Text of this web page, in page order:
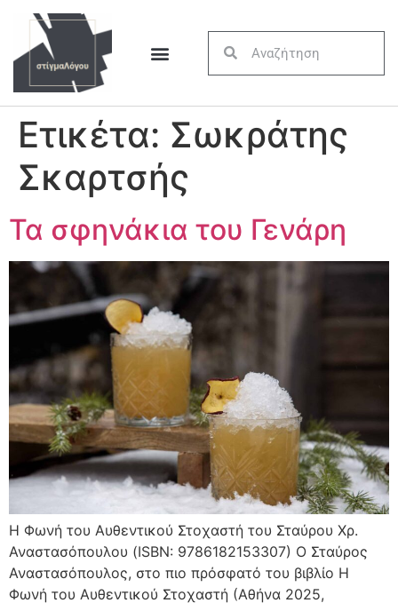
Ετικέτα: Σωκράτης
Σκαρτσής
Τα σφηνάκια του Γενάρη
Η Φωνή του Αυθεντικού Στοχαστή του Σταύρου Χρ.
Αναστασόπουλου (ISBN: 9786182153307) Ο Σταύρος
Αναστασόπουλος, στο πιο πρόσφατό του βιβλίο Η
Φωνή του Αυθεντικού Στοχαστή (Αθήνα 2025,